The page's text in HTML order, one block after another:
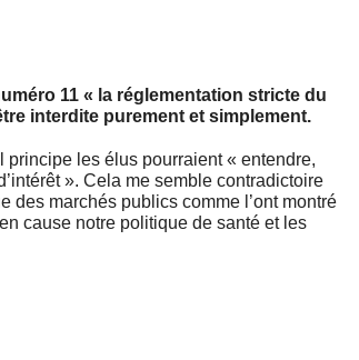
11 « la réglementation stricte du
interdite purement et simplement.
les élus pourraient « entendre,
». Cela me semble contradictoire
des marchés publics comme l’ont montré
cause notre politique de santé et les